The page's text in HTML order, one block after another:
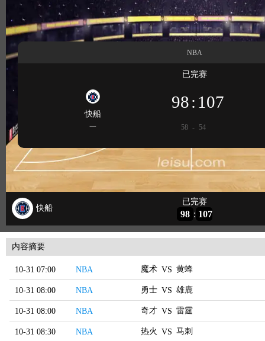
内容摘要
10-31 07:00 NBA 魔术 VS 黄蜂
10-31 08:00 NBA 勇士 VS 雄鹿
10-31 08:00 NBA 奇才 VS 雷霆
10-31 08:30 NBA 热火 VS 马刺